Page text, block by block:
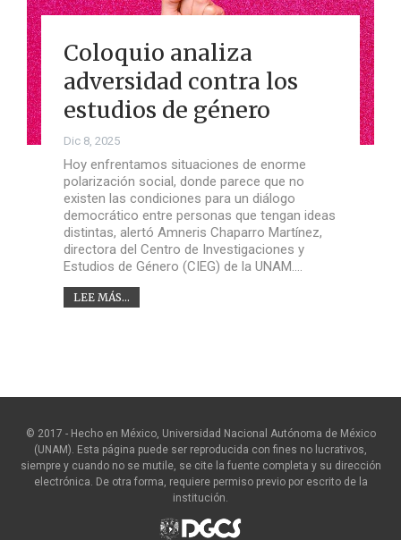
Coloquio analiza
adversidad contra los
estudios de género
Dic 8, 2025
Hoy enfrentamos situaciones de enorme
polarización social, donde parece que no
existen las condiciones para un diálogo
democrático entre personas que tengan ideas
distintas, alertó Amneris Chaparro Martínez,
directora del Centro de Investigaciones y
Estudios de Género (CIEG) de la UNAM.…
LEE MÁS...
© 2017 - Hecho en México, Universidad Nacional Autónoma de México
(UNAM). Esta página puede ser reproducida con fines no lucrativos,
siempre y cuando no se mutile, se cite la fuente completa y su dirección
electrónica. De otra forma, requiere permiso previo por escrito de la
institución.